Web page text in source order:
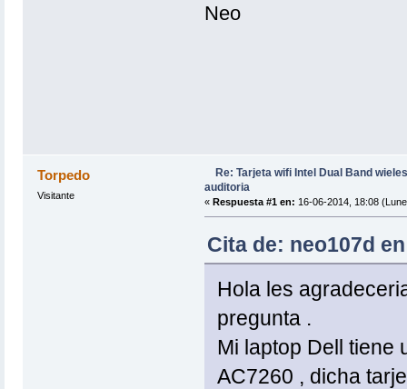
Neo
Torpedo
Visitante
Re: Tarjeta wifi Intel Dual Band
auditoria
« Respuesta #1 en: 16-06-2014, 18:08
Cita de: neo107d
Hola les
pregunta .
Mi laptop Dell tiene
AC7260 , dicha